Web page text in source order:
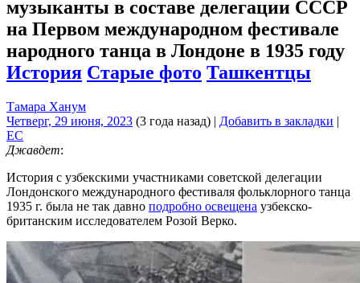
музыканты в составе делегации СССР
на Первом международном фестивале
народного танца в Лондоне в 1935 году
История Старые фото Ташкентцы
Тамара Ханум
Четверг, 29 июня, 2023 (3 года назад) | Добавить в закладки |
EC
Джавдет:
История с узбекскими участниками советской делегации
Лондонского международного фестиваля фольклорного танца
1935 г. была не так давно подробно освещена узбекско-
британским исследователем Розой Верко.